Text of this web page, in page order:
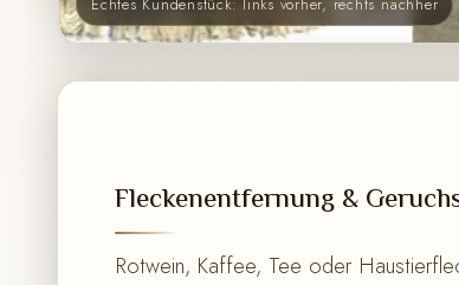
Echtes Kundenstück: links vorher, rechts nachher
Fleckenentfernung &
Rotwein, Kaffee, Tee oder